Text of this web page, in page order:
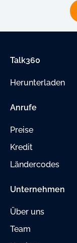
Talk360
Herunterladen
Anrufe
Preise
Kredit
Ländercodes
Unternehmen
Über uns
Team